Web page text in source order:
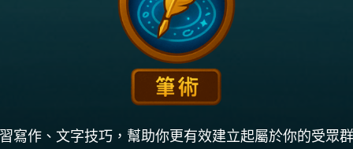
寫作、文字技巧，幫助你更有效建立起屬於你的受眾